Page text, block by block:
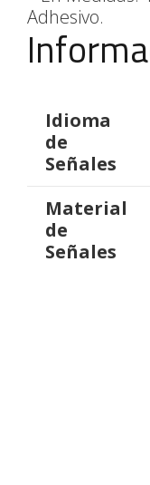
Adhesivo.
Idioma
de
Señales
Material
de
Señales